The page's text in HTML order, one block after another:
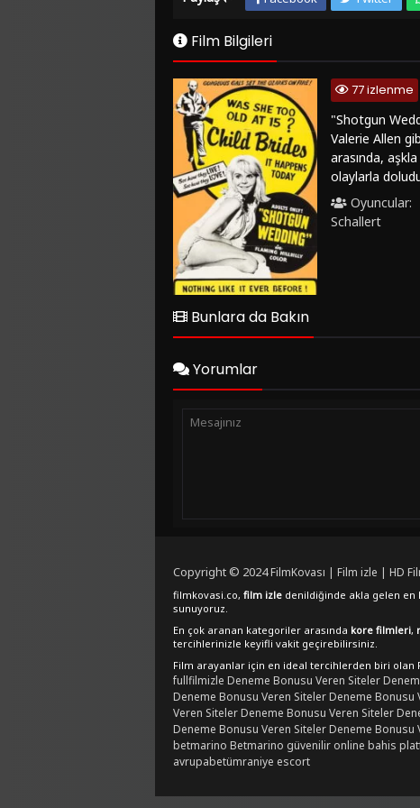
Film Bilgileri
77 izlenme
"Shotgun
Valerie Allen
arasında,
olaylarla
çekmektedir.
Oyuncular:
Schallert
Bunlara da Bakın
Yorumlar
Copyright © 2024FilmKovası | Film izle | HD
filmkovasi.co, film izle denildiğinde akla gelen
sunuyoruz.
En çok aranan kategoriler arasında kore filmleri,
tercihlerinizle keyifli vakit geçirebilirsiniz.
Film arayanlar için en ideal tercihlerden biri olan
fullfilmizle Deneme Bonusu Veren Siteler
Deneme Bonusu Veren SitelerDeneme Bonusu
Veren SitelerDeneme Bonusu Veren Siteler
Deneme Bonusu Veren SitelerDeneme Bonusu
betmarino Betmarino güvenilir online bahis
avrupabetümraniye escort